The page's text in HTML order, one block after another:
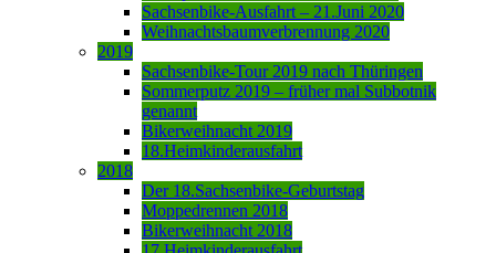
Sachsenbike-Ausfahrt – 21.Juni 2020
Weihnachtsbaumverbrennung 2020
2019
Sachsenbike-Tour 2019 nach Thüringen
Sommerputz 2019 – früher mal Subbotnik
genannt
Bikerweihnacht 2019
18.Heimkinderausfahrt
2018
Der 18.Sachsenbike-Geburtstag
Moppedrennen 2018
Bikerweihnacht 2018